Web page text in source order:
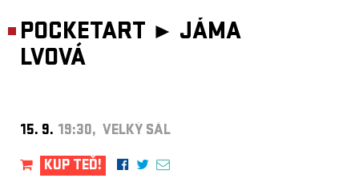
POCKETART ► JÁMA
LVOVÁ
15. 9. 19:30, VELKÝ SÁL
KUP TEĎ!